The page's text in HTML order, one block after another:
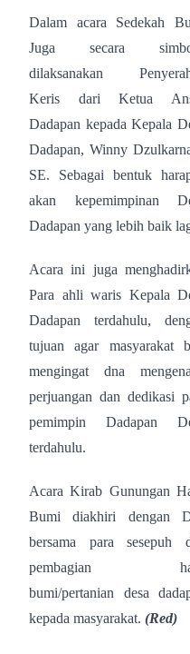
Dalam acara Sedekah
Juga secara
dilaksanakan
Keris dari Ketua
Dadapan kepada Kepala
Dadapan, Winny
SE. Sebagai bentuk
akan kepemimpinan
Dadapan yang lebih baik
Acara ini juga
Para ahli waris Kepala
Dadapan terdahulu,
tujuan agar masyarakat
mengingat dna
perjuangan dan dedikasi
pemimpin Dadapan
terdahulu.
Acara Kirab Gunungan
Bumi diakhiri dengan
bersama para sesepuh
pembagian
bumi/pertanian desa
kepada masyarakat. (Red)